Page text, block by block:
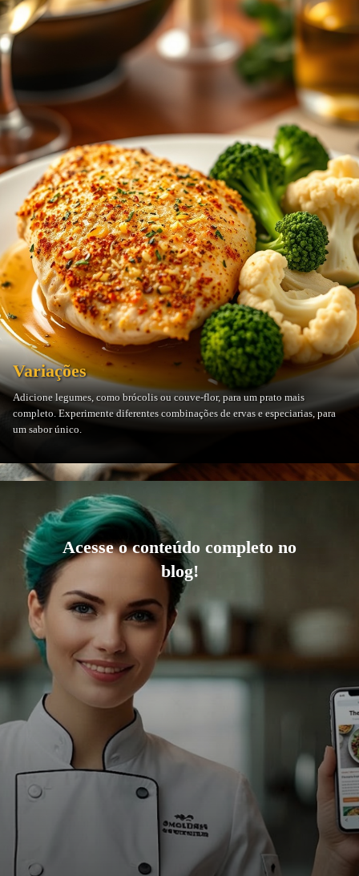
Variações
Adicione legumes, como brócolis ou couve-flor, para um prato mais
completo. Experimente diferentes combinações de ervas e especiarias, para
um sabor único.
Acesse o conteúdo completo no
blog!